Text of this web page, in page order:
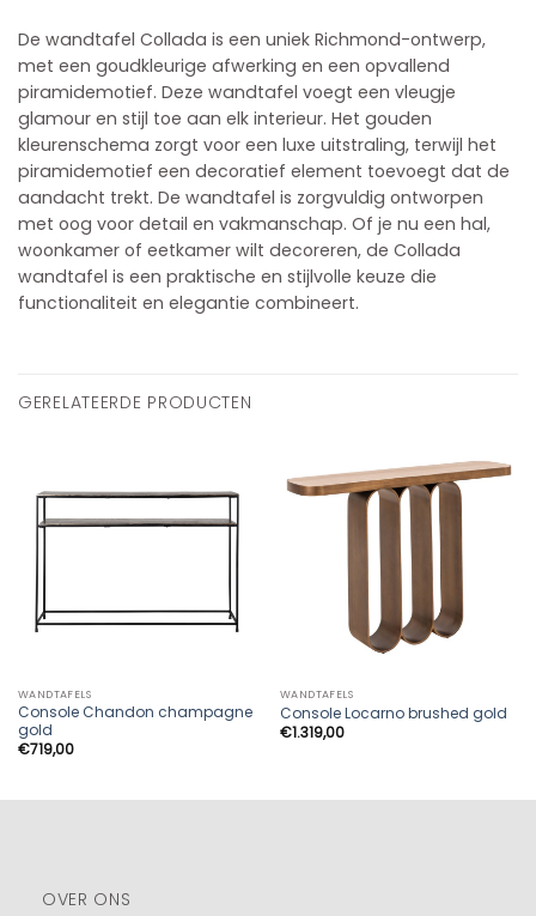
De wandtafel Collada is een uniek Richmond-ontwerp,
met een goudkleurige afwerking en een opvallend
piramidemotief. Deze wandtafel voegt een vleugje
glamour en stijl toe aan elk interieur. Het gouden
kleurenschema zorgt voor een luxe uitstraling, terwijl het
piramidemotief een decoratief element toevoegt dat de
aandacht trekt. De wandtafel is zorgvuldig ontworpen
met oog voor detail en vakmanschap. Of je nu een hal,
woonkamer of eetkamer wilt decoreren, de Collada
wandtafel is een praktische en stijlvolle keuze die
functionaliteit en elegantie combineert.
GERELATEERDE PRODUCTEN
WANDTAFELS
Console Chandon champagne
gold
€719,00
WANDTAFELS
Console Locarno brushed gold
€1.319,00
OVER ONS